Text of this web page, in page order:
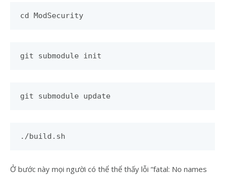
cd ModSecurity
git submodule init
git submodule update
./build.sh
Ở bước này mọi người có thể thể thấy lỗi “fatal: No names